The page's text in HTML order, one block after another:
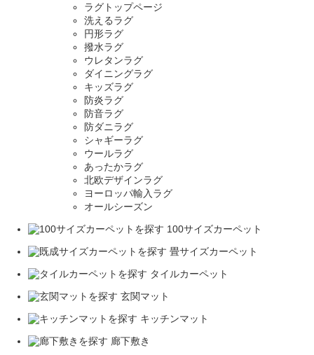
ラグトップページ
洗えるラグ
円形ラグ
撥水ラグ
ウレタンラグ
ダイニングラグ
キッズラグ
防炎ラグ
防音ラグ
防ダニラグ
シャギーラグ
ウールラグ
あったかラグ
北欧デザインラグ
ヨーロッパ輸入ラグ
オールシーズン
100サイズカーペット
畳サイズカーペット
タイルカーペット
玄関マット
キッチンマット
廊下敷き